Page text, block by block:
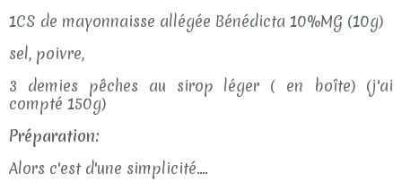
1CS de mayonnaisse allégée Bénédicta 10%MG (10g)
sel, poivre,
3 demies pêches au sirop léger ( en boîte) (j'ai
compté 150g)
Préparation:
Alors c'est d'une simplicité....